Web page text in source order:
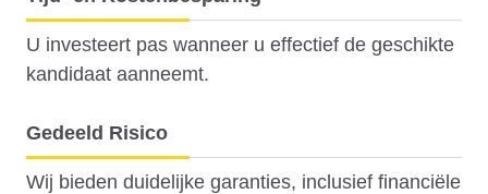
U investeert pas wanneer u effectief de geschikte
kandidaat aanneemt.
Gedeeld Risico
Wij bieden duidelijke garanties, inclusief financiële